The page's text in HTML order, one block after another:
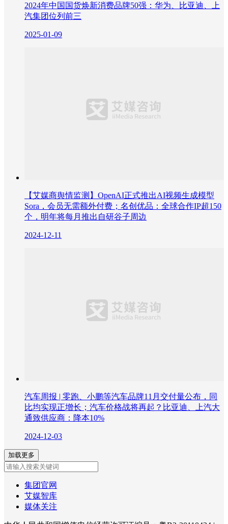
2024年中国国货焕新消费品牌50强：华为、比亚迪、上
汽集团位列前三
2025-01-09
【艾媒商舆情监测】OpenAI正式推出AI视频生成模型
Sora，会员无需额外付费；名创优品：全球合作IP超150
个，明年将每月推出自研谷子周边
2024-12-11
汽车周报 | 零跑、小鹏等汽车品牌11月交付量公布，同
比均实现正增长；汽车价格战将再起？比亚迪、上汽大
通致供应商：降本10%
2024-12-03
加载更多
集团官网
艾媒智库
媒体关注